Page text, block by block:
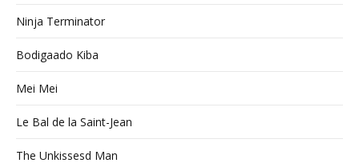
Ninja Terminator
Bodigaado Kiba
Mei Mei
Le Bal de la Saint-Jean
The Unkissesd Man